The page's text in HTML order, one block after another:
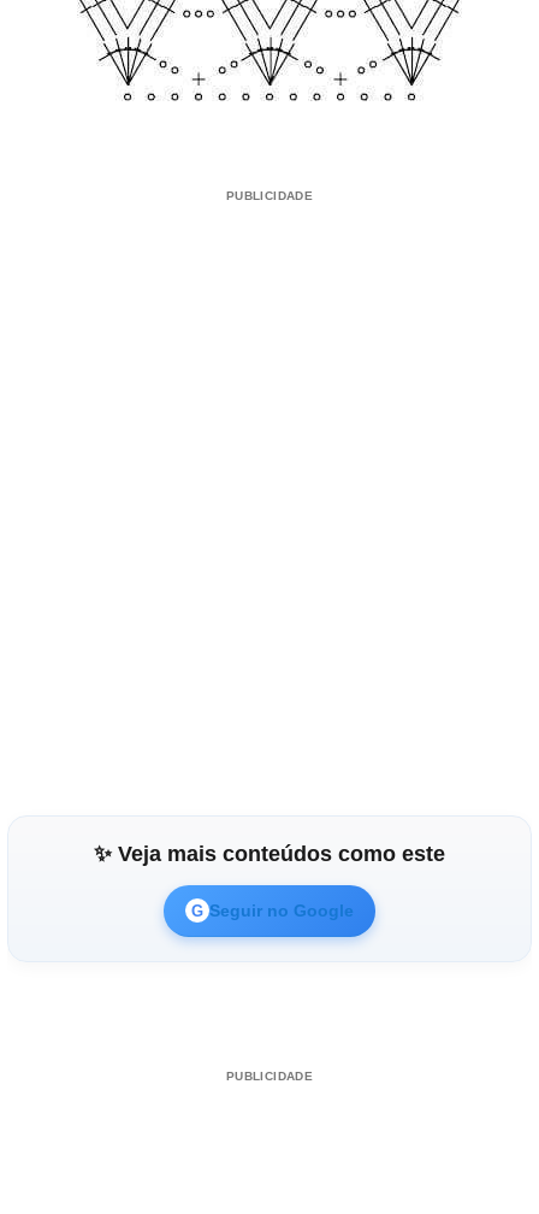
PUBLICIDADE
✨ Veja mais conteúdos como este
G Seguir no Google
PUBLICIDADE